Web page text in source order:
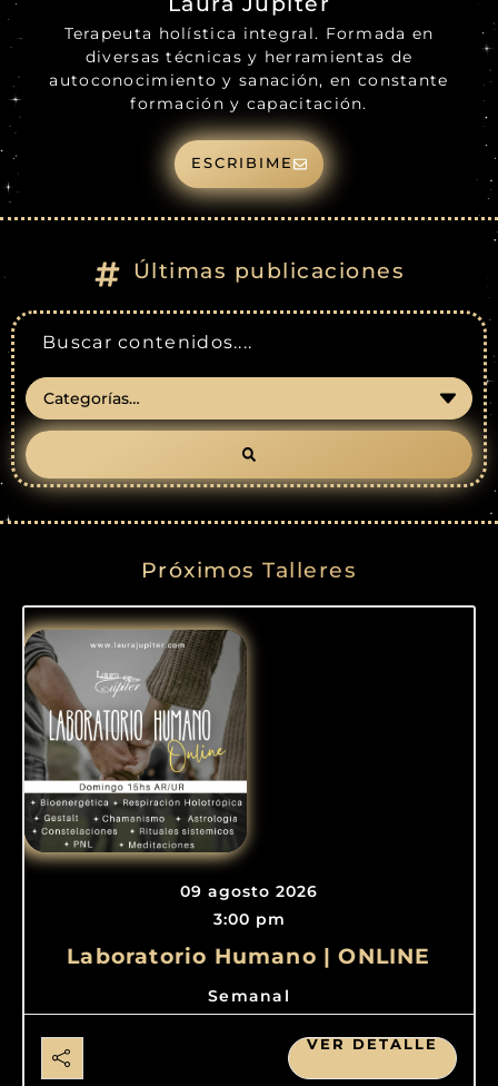
Terapeuta holística integral. Formada en
diversas técnicas y herramientas de
autoconocimiento y sanación, en constante
formación y capacitación.
ESCRIBIME
Últimas publicaciones
Próximos Talleres
09 agosto 2026
3:00 pm
Laboratorio Humano | ONLINE
Semanal
VER DETALLE